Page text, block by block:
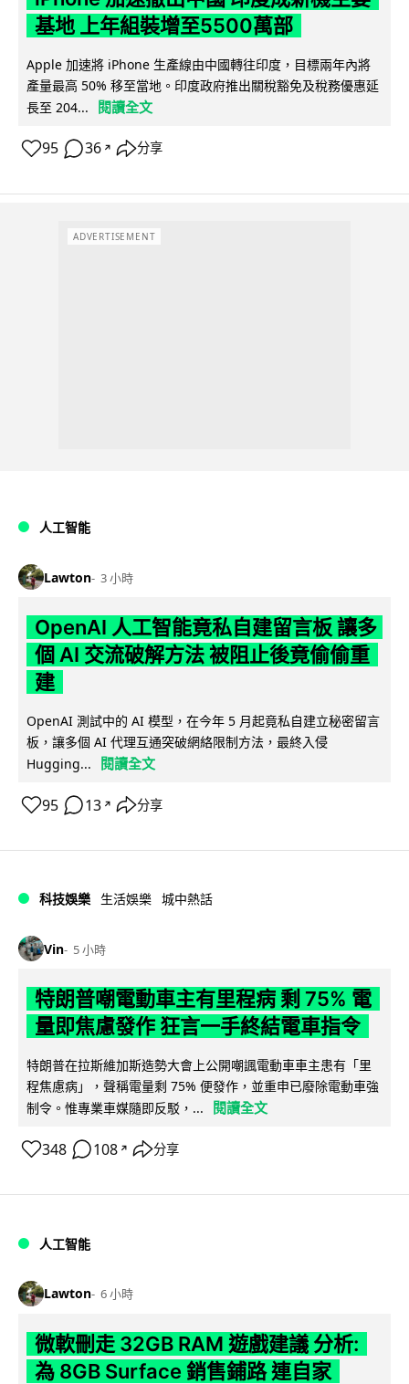
基地 上年組裝增至5500萬部
Apple 加速將 iPhone 生產線由中國轉往印度，目標兩年內將
產量最高 50% 移至當地。印度政府推出關稅豁免及稅務優惠延
長至 204...
閱讀全文
95 36 ↗ 分享
ADVERTISEMENT
人工智能
Lawton 3 小時
OpenAI 人工智能竟私自建留言板 讓多
個 AI 交流破解方法 被阻止後竟偷偷重
建
OpenAI 測試中的 AI 模型，在今年 5 月起竟私自建立秘密留言
板，讓多個 AI 代理互通突破網絡限制方法，最終入侵
Hugging...
閱讀全文
95 13 ↗ 分享
科技娛樂 生活娛樂 城中熱話
Vin 5 小時
特朗普嘲電動車主有里程病 剩 75% 電
量即焦慮發作 狂言一手終結電車指令
特朗普在拉斯維加斯造勢大會上公開嘲諷電動車車主患有「里
程焦慮病」，聲稱電量剩 75% 便發作，並重申已廢除電動車強
制令。惟專業車媒隨即反駁，...
閱讀全文
348 108 ↗ 分享
人工智能
Lawton 6 小時
微軟刪走 32GB RAM 遊戲建議 分析:
為 8GB Surface 銷售鋪路 連自家